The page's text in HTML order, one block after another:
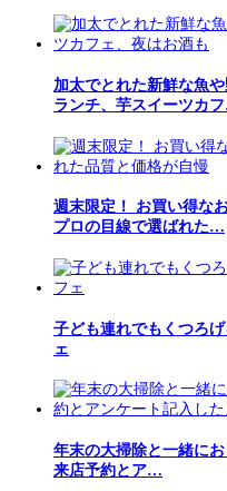
加太でとれた新鮮な魚
ランチ、芋スイーツカ
週末限定！ お買い得な
プロの目線で選ばれた…
子ども連れでもくつろ
ェ
年末の大掃除と一緒に
来店予約とア…